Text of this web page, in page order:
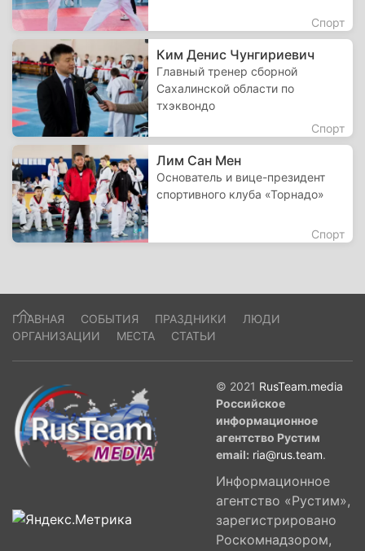
Спорт
Ким Денис Чунгириевич
Главный тренер сборной
Сахалинской области по
тхэквондо
Спорт
Лим Сан Мен
Основатель и вице-президент
спортивного клуба «Торнадо»
Спорт
ГЛАВНАЯ СОБЫТИЯ ПРАЗДНИКИ
ЛЮДИ
ОРГАНИЗАЦИИ
МЕСТА СТАТЬИ
© 2021 RusTeam.media
Российское
информационное
агентство Рустим
email: ria@rus.team.
Информационное
агентство «Рустим»,
зарегистрировано
Роскомнадзором,